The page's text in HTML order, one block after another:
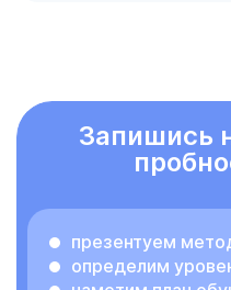
Запишись
презентуем
определим